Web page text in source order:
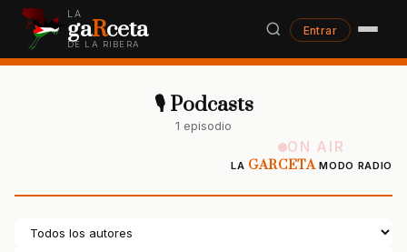
LA
gaRceta
DE LA RIBERA
Entrar
🎙 Podcasts
1 episodio
ON AIR
LA GARCETAMODO RADIO